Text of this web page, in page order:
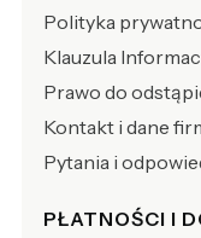
Polityka
Klauzula
Prawo do
Kontakt i dane
Pytania i
PŁATNOŚCI I